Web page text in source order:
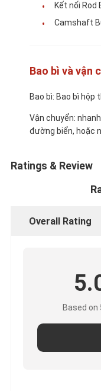
Bộ phận động cơ
Các bộ phận
Bộ Phận Động Cơ
Các bộ phận động
YANMAR Bộ
Bộ phận động cơ
Kết nối Rod
Camshaft
Bao bì và vận
Bao bì: Bao bì hộp
Vận chuyển:
đường biển, hoặc
Ratings & Review
Overall Rating
Based